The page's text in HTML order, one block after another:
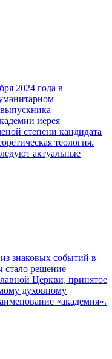
2024 года в
иерея
степени кандидата
теология.
актуальные
знаковых событий в
стало решение
Церкви, принятое
духовному
«академия».